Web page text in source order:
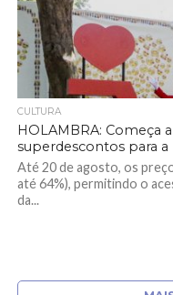
CULTURA
HOLAMBRA: Começa
superdescontos para
Até 20 de agosto, os
até 64%), permitindo o
da...